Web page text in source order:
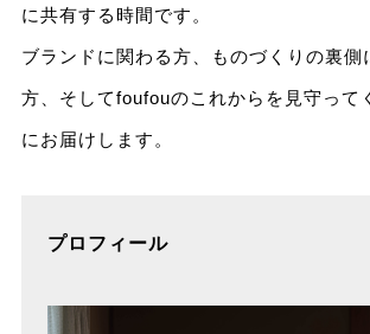
に共有する時間です。
ブランドに関わる方、ものづくりの裏側
方、そしてfoufouのこれからを見守って
にお届けします。
プロフィール